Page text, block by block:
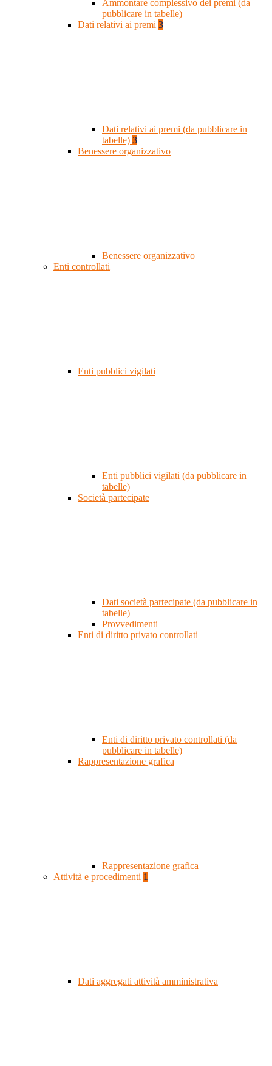
Ammontare complessivo dei premi (da
pubblicare in tabelle)
Dati relativi ai premi 3
Dati relativi ai premi (da pubblicare in
tabelle) 3
Benessere organizzativo
Benessere organizzativo
Enti controllati
Enti pubblici vigilati
Enti pubblici vigilati (da pubblicare in
tabelle)
Società partecipate
Dati società partecipate (da pubblicare in
tabelle)
Provvedimenti
Enti di diritto privato controllati
Enti di diritto privato controllati (da
pubblicare in tabelle)
Rappresentazione grafica
Rappresentazione grafica
Attività e procedimenti 1
Dati aggregati attività amministrativa